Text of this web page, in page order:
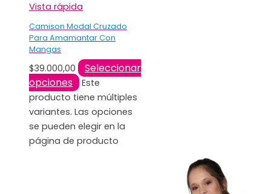
Vista rápida
Camison Modal Cruzado
Para Amamantar Con
Mangas
$39.000,00
Seleccionar
opciones
Este
producto tiene múltiples
variantes. Las opciones
se pueden elegir en la
página de producto